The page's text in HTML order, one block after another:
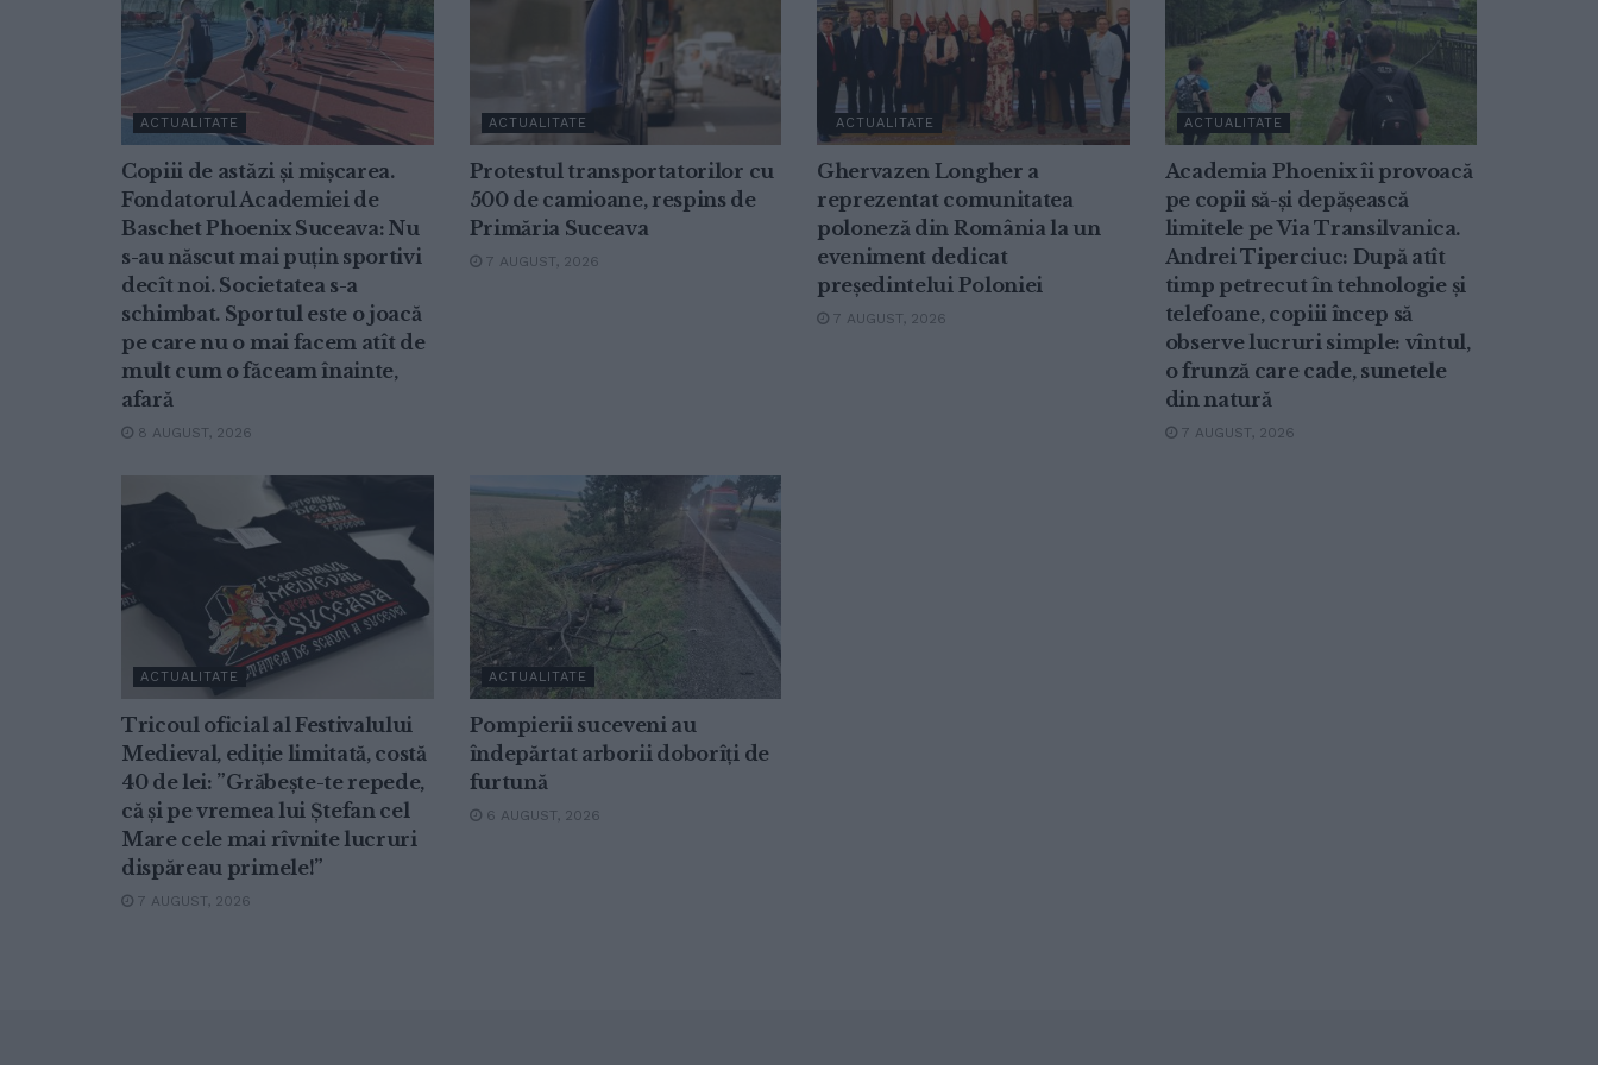
ACTUALITATE
Copiii de astăzi și mișcarea.
Fondatorul Academiei de
Baschet Phoenix Suceava: Nu
s-au născut mai puțin sportivi
decît noi. Societatea s-a
schimbat. Sportul este o joacă
pe care nu o mai facem atît de
mult cum o făceam înainte,
afară
8 AUGUST, 2026
ACTUALITATE
Protestul transportatorilor cu
500 de camioane, respins de
Primăria Suceava
7 AUGUST, 2026
ACTUALITATE
Ghervazen Longher a
reprezentat comunitatea
poloneză din România la un
eveniment dedicat
președintelui Poloniei
7 AUGUST, 2026
ACTUALITATE
Academia Phoenix îi provoacă
pe copii să-și depășească
limitele pe Via Transilvanica.
Andrei Tiperciuc: După atît
timp petrecut în tehnologie și
telefoane, copiii încep să
observe lucruri simple: vîntul,
o frunză care cade, sunetele
din natură
7 AUGUST, 2026
ACTUALITATE
Tricoul oficial al Festivalului
Medieval, ediție limitată, costă
40 de lei: ”Grăbește-te repede,
că și pe vremea lui Ștefan cel
Mare cele mai rîvnite lucruri
dispăreau primele!”
7 AUGUST, 2026
ACTUALITATE
Pompierii suceveni au
îndepărtat arborii doborîți de
furtună
6 AUGUST, 2026